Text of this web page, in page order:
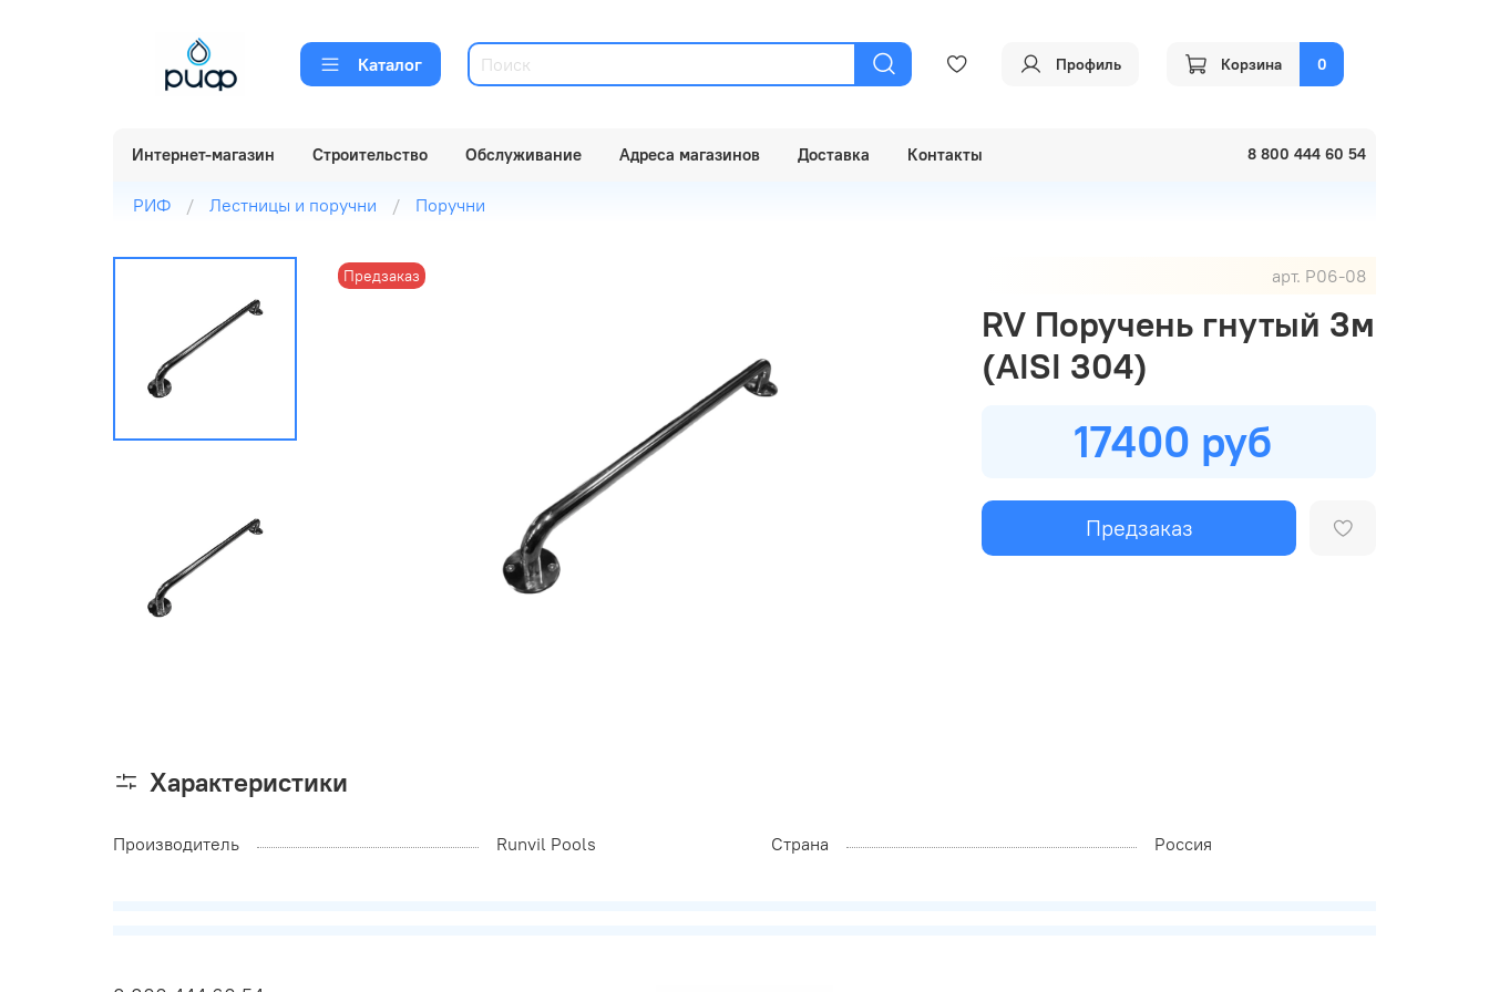
Каталог Профиль Корзина 0
Интернет-магазин Строительство Обслуживание Адреса магазинов Доставка Контакты 8 800 444 60 54
РИФ Лестницы и поручни Поручни
Предзаказ арт. P06-08
RV Поручень гнутый 3м
(AISI 304)
17400 руб
Предзаказ
Характеристики
Производитель Runvil Pools Страна Россия